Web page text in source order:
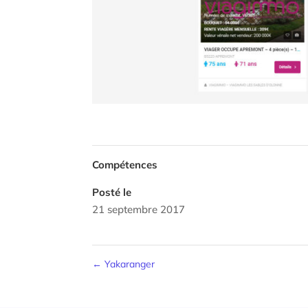
Compétences
Posté le
21 septembre 2017
← Yakaranger